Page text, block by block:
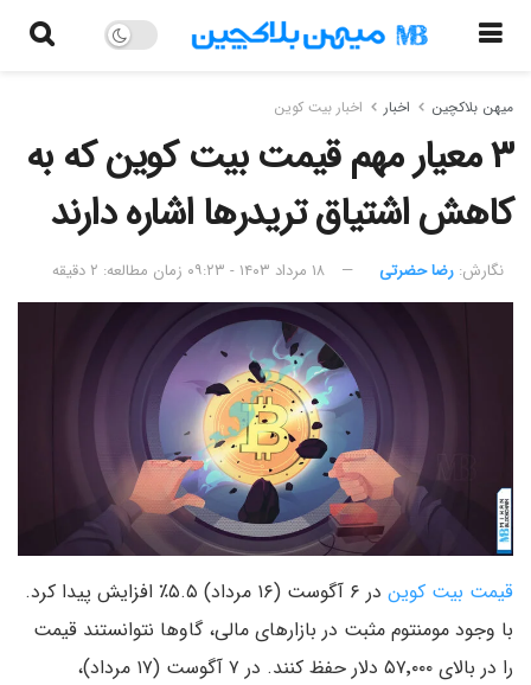
میهن بلاکچین اخبار اخبار بیت کوین
۳ معیار مهم قیمت بیت کوین که به
کاهش اشتیاق تریدرها اشاره دارند
نگارش:‌ رضا حضرتی ۱۸ مرداد ۱۴۰۳ - ۰۹:۲۳ زمان مطالعه: ۲ دقیقه
قیمت بیت کوین
در ۶ آگوست (۱۶ مرداد) ۵.۵٪ افزایش پیدا کرد.
با وجود مومنتوم مثبت در بازارهای مالی، گاوها نتوانستند قیمت
را در بالای ۵۷٬۰۰۰ دلار حفظ کنند. در ۷ آگوست (۱۷ مرداد)،